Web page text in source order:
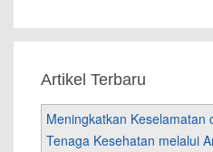
Artikel Terbaru
Meningkatkan Keselamatan
Tenaga Kesehatan melalui